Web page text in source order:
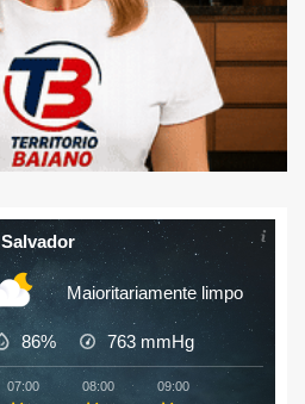
Salvador
Maioritariamente limpo
86% 763 mmHg
07:00 08:00 09:00